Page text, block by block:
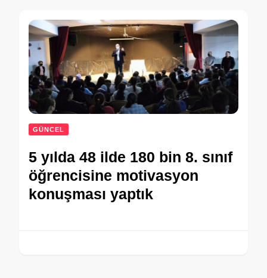
GÜNCEL
5 yılda 48 ilde 180 bin 8. sınıf
öğrencisine motivasyon
konuşması yaptık